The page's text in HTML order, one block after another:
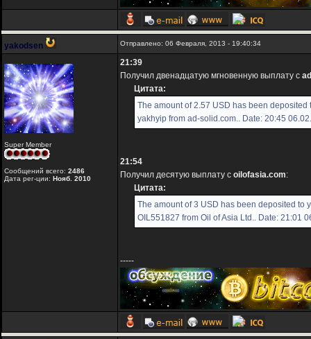
yakodsen Отправлено: 06 Февраля, 2013 - 19:40:34
Super Member
Сообщений всего: 2486
Дата рег-ции: Нояб. 2010
21:39
Получил двенадцатую мгновенную выплату с
Цитата:
The amount of 2.57 USD has been
yakhyip from ad-solid.com.. Date: 20:45
21:54
Получил десятую выплату с oilofasia.com:
Цитата:
The amount of 3 USD has been deposited to
OIL551827 from Oil of Asia Ltd.. Date: 21:01
-----